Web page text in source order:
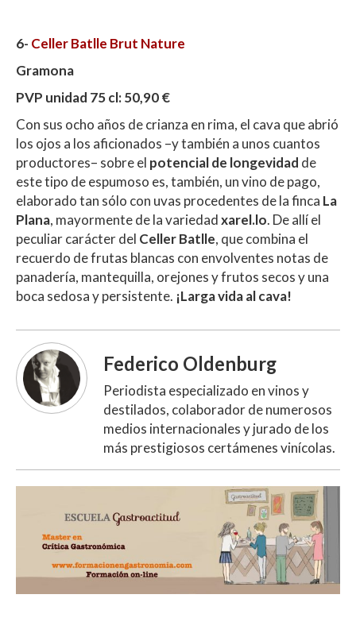
6- Celler Batlle Brut Nature
Gramona
PVP unidad 75 cl: 50,90 €
Con sus ocho años de crianza en rima, el cava que abrió
los ojos a los aficionados –y también a unos cuantos
productores– sobre el potencial de longevidad de
este tipo de espumoso es, también, un vino de pago,
elaborado tan sólo con uvas procedentes de la finca La
Plana, mayormente de la variedadxarel.lo. De allí el
peculiar carácter del Celler Batlle, que combina el
recuerdo de frutas blancas con envolventes notas de
panadería, mantequilla, orejones y frutos secos y una
boca sedosa y persistente. ¡Larga vida al cava!
Federico Oldenburg
Periodista especializado en vinos y
destilados, colaborador de numerosos
medios internacionales y jurado de los
más prestigiosos certámenes vinícolas.